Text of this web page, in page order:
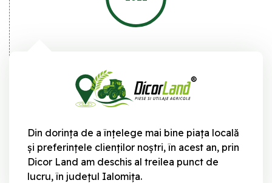
Din dorința de a înțelege mai bine piața locală
și preferințele clienților noștri, în acest an, prin
Dicor Land am deschis al treilea punct de
lucru, în județul Ialomița.